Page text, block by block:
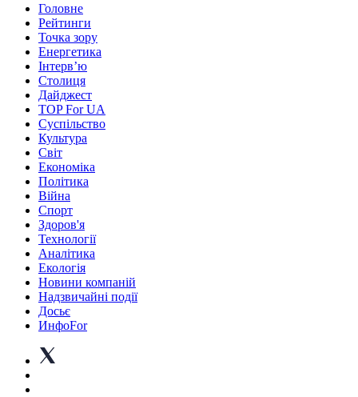
Головне
Рейтинги
Точка зору
Енергетика
Інтерв’ю
Столиця
Дайджест
TOP For UA
Суспiльство
Культура
Світ
Економіка
Політика
Війна
Спорт
Здоров'я
Технології
Аналітика
Екологія
Новини компаній
Надзвичайні події
Досьє
ИнфоFor